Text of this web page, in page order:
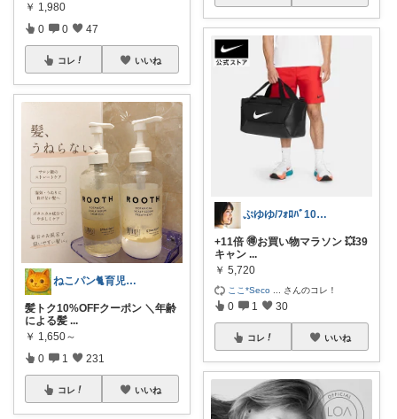
￥ 1,980
0 0 47
コレ いいね
ねこパン🐈育児お助け
髪トク10%OFFクーポン ＼年齢
による髪 ...
￥ 1,650～
0 1 231
コレ いいね
ぷゆゆ/ﾌｫﾛﾊﾞ100 ♡から経由購入
+11倍 🉐お買い物マラソン 💥39
キャン ...
￥ 5,720
ここ*Seco さんのコレ！
0 1 30
コレ いいね